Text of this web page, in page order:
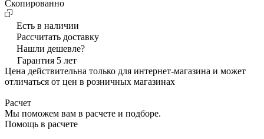
Cкопированно
Есть в наличии
Рассчитать доставку
Нашли дешевле?
Гарантия 5 лет
Цена действительна только для интернет-магазина и может
отличаться от цен в розничных магазинах
Расчет
Мы поможем вам в расчете и подборе.
Помощь в расчете